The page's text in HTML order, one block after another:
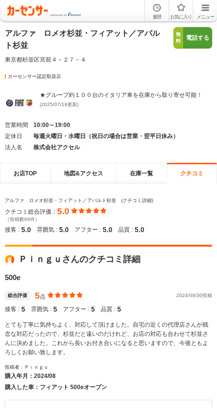
履歴 お気に入り メニュー
アルファ ロメオ杉並・フィアット／アバル
ト杉並
東京都杉並区宮前４－２７－４
無
料
電話する
カーセンサー認定取扱店
★グループ約１００台のイタリア車を在庫から取り寄せ可能！
(2025/07/19更新)
営業時間
10:00～19:00
定休日
毎週火曜日・水曜日（祝日の場合は営業・翌平日休み）
法人名
株式会社アクセル
お店TOP 地図&アクセス 在庫一覧 クチコミ
アルファ ロメオ杉並・フィアット／アバルト杉並 (クチコミ詳細)
クチコミ総合評価： 5.0
（投稿数69件）
接客 : 5.0 雰囲気 : 5.0 アフター : 5.0 品質 : 5.0
Ｐｉｎｇｕさんのクチコミ詳細
500e
総合評価 5点 2024/08/30投稿
接客 : 5 雰囲気 : 5 アフター : 5 品質 : 5
とても丁寧に気持ちよく、対応して頂けました。自宅の近くの代理店さんが残
念な対応だったので、杉並だと遠いのだけれど、お店の対応も合わせて杉並さ
んに決めました。これから長いお付き合いになると思いますので、今後ともよ
ろしくお願い致します。
投稿者：Ｐｉｎｇｕ
購入年月： 2024/08
購入した車：フィアット 500eオープン